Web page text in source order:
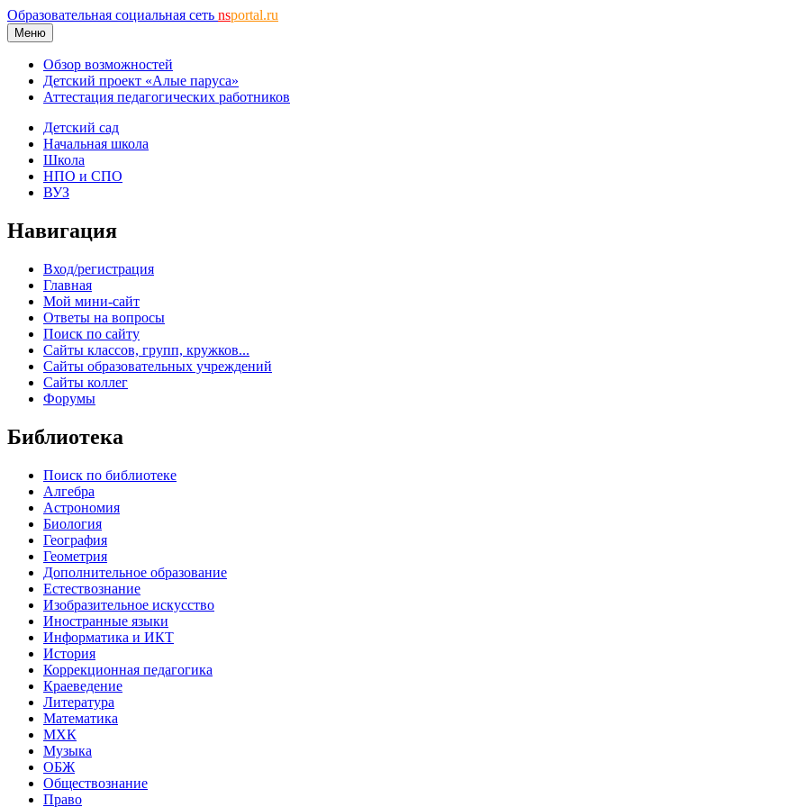
Образовательная социальная сеть nsportal.ru
Меню
Обзор возможностей
Детский проект «Алые паруса»
Аттестация педагогических работников
Детский сад
Начальная школа
Школа
НПО и СПО
ВУЗ
Навигация
Вход/регистрация
Главная
Мой мини-сайт
Ответы на вопросы
Поиск по сайту
Сайты классов, групп, кружков...
Сайты образовательных учреждений
Сайты коллег
Форумы
Библиотека
Поиск по библиотеке
Алгебра
Астрономия
Биология
География
Геометрия
Дополнительное образование
Естествознание
Изобразительное искусство
Иностранные языки
Информатика и ИКТ
История
Коррекционная педагогика
Краеведение
Литература
Математика
МХК
Музыка
ОБЖ
Обществознание
Право